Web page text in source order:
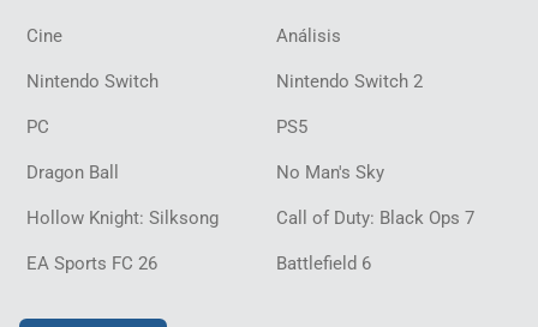
Cine Análisis
Nintendo Switch Nintendo Switch 2
PC PS5
Dragon Ball No Man's Sky
Hollow Knight: Silksong Call of Duty: Black Ops 7
EA Sports FC 26 Battlefield 6